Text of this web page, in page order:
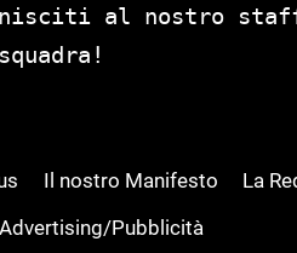
Unisciti al nostro
Il nostro Manifesto
La
Advertising/Pubblicità